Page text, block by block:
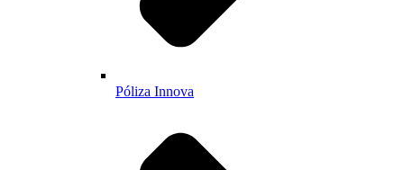
Póliza Innova